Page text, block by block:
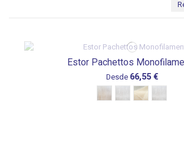
Estor Pachettos
Desde 66,55 €